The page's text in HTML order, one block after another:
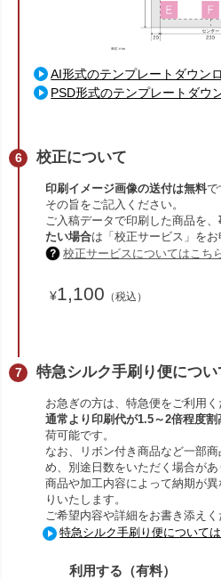
AI形式のテンプレートダウン
PSD形式のテンプレートダウ
校正について
印刷イメージ画像の送付は無料で
その旨をご記入ください。
ご入稿データで印刷した商品を、
たい場合は「校正サービス」をお
校正サービスについてはこち
¥1,100 （税込）
特急シルク手刷り便につい
お急ぎの方は、特急便をご利用く
通常より印刷代が1.5～2倍程度割
荷可能です。
なお、リボン付き商品など一部
め、別途日数をいただく場合があ
商品や加工内容によって納期が
りいたします。
ご希望内容や詳細をお書き添えく
特急シルク手刷り便について
利用する（有料）